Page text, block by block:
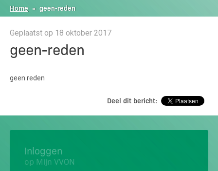
Home » geen-reden
Geplaatst op 18 oktober 2017
geen-reden
geen reden
Deel dit bericht:
Inloggen
op Mijn VVON